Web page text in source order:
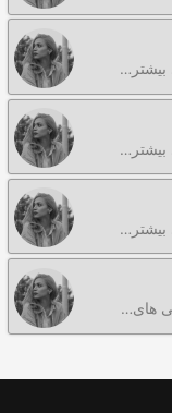
بیشتر…
بیشتر…
بیشتر…
های…